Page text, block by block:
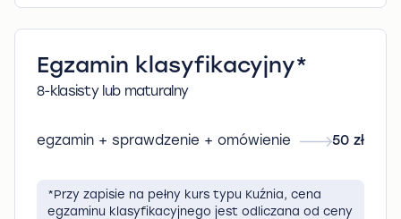
Egzamin klasyfikacyjny*
8-klasisty lub maturalny
egzamin + sprawdzenie + omówienie 50 zł
*Przy zapisie na pełny kurs typu Kuźnia, cena
egzaminu klasyfikacyjnego jest odliczana od ceny